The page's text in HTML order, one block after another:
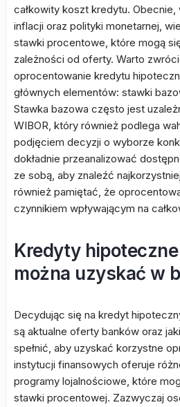
całkowity koszt kredytu.
inflacji oraz polityki monetarnej,
stawki procentowe, które mogą
zależności od oferty. Warto
oprocentowanie kredytu
głównych elementów: stawki
Stawka bazowa często jest
WIBOR, który również podlega
podjęciem decyzji o wyborze
dokładnie przeanalizować
ze sobą, aby znaleźć
również pamiętać, że
czynnikiem wpływającym na
Kredyty
można uzyskać w
Decydując się na kredyt
są aktualne oferty banków oraz
spełnić, aby uzyskać korzystne
instytucji finansowych oferuje
programy lojalnościowe, które
stawki procentowej. Zazwyczaj